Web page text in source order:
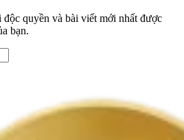
quyền và bài viết mới nhất được
bạn.